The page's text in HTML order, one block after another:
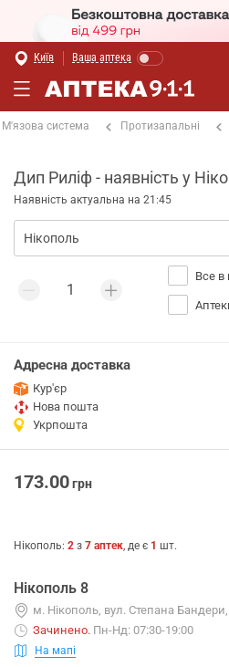
Київ Ваша аптека
М'язова система Протизапальні
Дип Риліф - наявність у
Наявність актуальна на 21:45
Все в
Адресна доставка
Кур'єр
Нова пошта
Укрпошта
173.00грн
Нікополь: 2 з 7 аптек, де є 1 шт.
Нікополь 8
м. Нікополь, вул. Степана
Зачинено. Пн-Нд: 07:30-19:00
На мапі